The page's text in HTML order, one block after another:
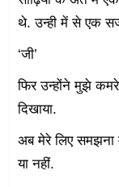
थे. उन्ही में से एक
‘जी’
फिर उन्होंने मुझे
दिखाया.
अब मेरे लिए समझना
या नहीं.